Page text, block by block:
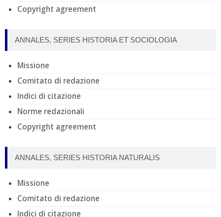
Copyright agreement
ANNALES, SERIES HISTORIA ET SOCIOLOGIA
Missione
Comitato di redazione
Indici di citazione
Norme redazionali
Copyright agreement
ANNALES, SERIES HISTORIA NATURALIS
Missione
Comitato di redazione
Indici di citazione